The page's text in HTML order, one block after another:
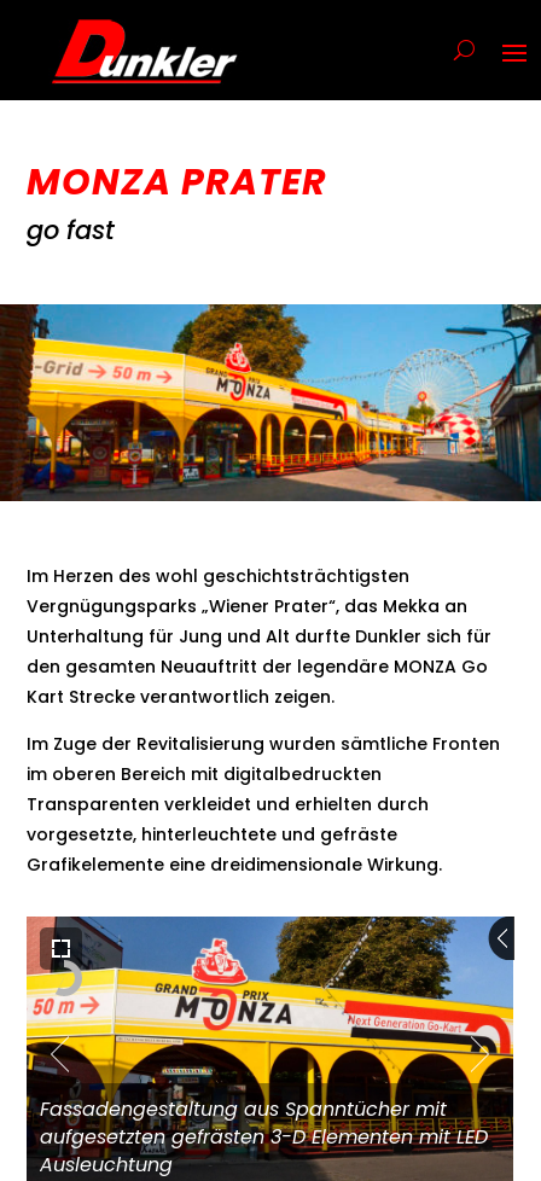
MONZA PRATER
go fast
Im Herzen des wohl geschichtsträchtigsten
Vergnügungsparks „Wiener Prater“, das Mekka an
Unterhaltung für Jung und Alt durfte Dunkler sich für
den gesamten Neuauftritt der legendäre MONZA Go
Kart Strecke verantwortlich zeigen.
Im Zuge der Revitalisierung wurden sämtliche Fronten
im oberen Bereich mit digitalbedruckten
Transparenten verkleidet und erhielten durch
vorgesetzte, hinterleuchtete und gefräste
Grafikelemente eine dreidimensionale Wirkung.
Fassadengestaltung aus Spanntücher mit
aufgesetzten gefrästen 3-D Elementen mit LED
Ausleuchtung